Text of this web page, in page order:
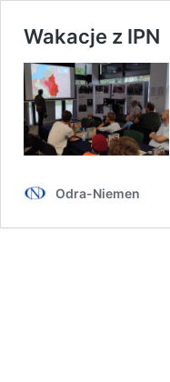
Wakacje z IPN
Odra-Niemen